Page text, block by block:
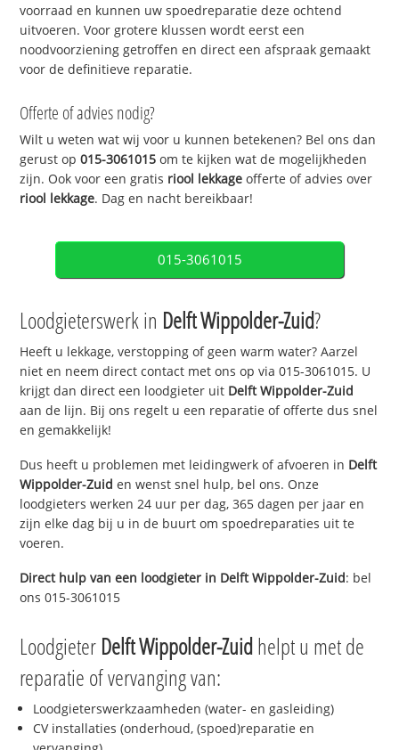
voorraad en kunnen uw spoedreparatie deze ochtend
uitvoeren. Voor grotere klussen wordt eerst een
noodvoorziening getroffen en direct een afspraak gemaakt
voor de definitieve reparatie.
Offerte of advies nodig?
Wilt u weten wat wij voor u kunnen betekenen? Bel ons dan
gerust op015-3061015 om te kijken wat de mogelijkheden
zijn. Ook voor een gratis riool lekkage offerte of advies over
riool lekkage. Dag en nacht bereikbaar!
015-3061015
Loodgieterswerk in Delft Wippolder-Zuid?
Heeft u lekkage, verstopping of geen warm water? Aarzel
niet en neem direct contact met ons op via 015-3061015. U
krijgt dan direct een loodgieter uit Delft Wippolder-Zuid
aan de lijn. Bij ons regelt u een reparatie of offerte dus snel
en gemakkelijk!
Dus heeft u problemen met leidingwerk of afvoeren in Delft
Wippolder-Zuid en wenst snel hulp, bel ons. Onze
loodgieters werken 24 uur per dag, 365 dagen per jaar en
zijn elke dag bij u in de buurt om spoedreparaties uit te
voeren.
Direct hulp van een loodgieter in Delft Wippolder-Zuid: bel
ons 015-3061015
Loodgieter Delft Wippolder-Zuidhelpt u met de
reparatie of vervanging van:
Loodgieterswerkzaamheden (water- en gasleiding)
CV installaties (onderhoud, (spoed)reparatie en